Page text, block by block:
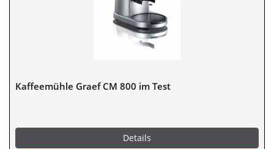
Kaffeemühle Graef CM 800 im Test
Details